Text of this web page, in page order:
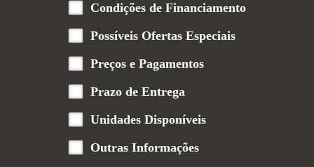
Condições de Financiamento
Possíveis Ofertas Especiais
Preços e Pagamentos
Prazo de Entrega
Unidades Disponíveis
Outras Informações